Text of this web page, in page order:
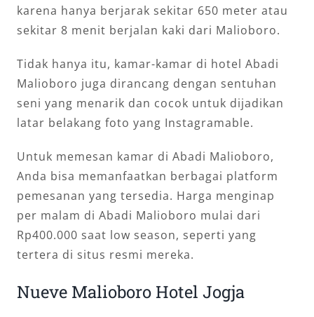
karena hanya berjarak sekitar 650 meter atau
sekitar 8 menit berjalan kaki dari Malioboro.
Tidak hanya itu, kamar-kamar di hotel Abadi
Malioboro juga dirancang dengan sentuhan
seni yang menarik dan cocok untuk dijadikan
latar belakang foto yang Instagramable.
Untuk memesan kamar di Abadi Malioboro,
Anda bisa memanfaatkan berbagai platform
pemesanan yang tersedia. Harga menginap
per malam di Abadi Malioboro mulai dari
Rp400.000 saat low season, seperti yang
tertera di situs resmi mereka.
Nueve Malioboro Hotel Jogja